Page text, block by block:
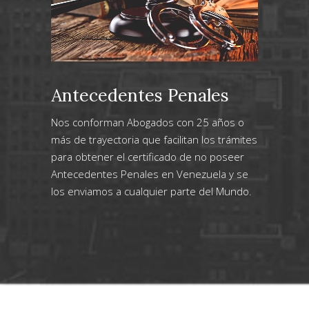
Antecedentes Penales
Nos conforman Abogados con 25 años o
más de trayectoria que facilitan los trámites
para obtener el certificado de no poseer
Antecedentes Penales en Venezuela y se
los enviamos a cualquier parte del Mundo.